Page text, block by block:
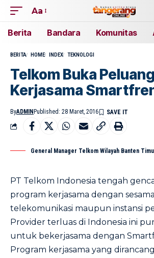
Aa
Berita Bandara Komunitas
BERITA HOME INDEX TEKNOLOGI
Telkom Buka Peluang
Kerjasama
ByADMIN Published: 28 Maret, 2016
General Manager Telkom Wilayah Banten
PT Telkom Indonesia tengah
program kerjasama dengan
telekomunikasi maupun instansi
Provider terluas di Indonesia ini
untuk bekerjasama dengan
Program kerjasama yang